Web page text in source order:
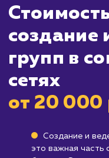
достаточно
внимания и
ресурсов на
рассмотреть